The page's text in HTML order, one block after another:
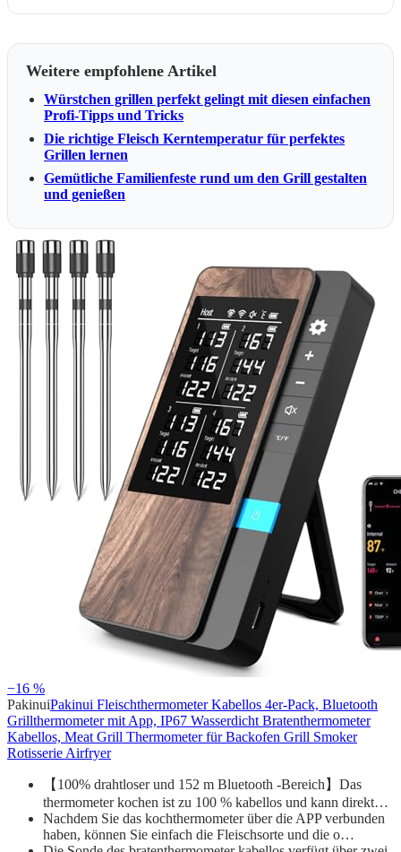
Weitere empfohlene Artikel
Würstchen grillen perfekt gelingt mit diesen einfachen
Profi-Tipps und Tricks
Die richtige Fleisch Kerntemperatur für perfektes
Grillen lernen
Gemütliche Familienfeste rund um den Grill gestalten
und genießen
−16 %
PakinuiPakinui Fleischthermometer Kabellos 4er-Pack, Bluetooth
Grillthermometer mit App, IP67 Wasserdicht Bratenthermometer
Kabellos, Meat Grill Thermometer für Backofen Grill Smoker
Rotisserie Airfryer
【100% drahtloser und 152 m Bluetooth -Bereich】Das
thermometer kochen ist zu 100 % kabellos und kann direkt…
Nachdem Sie das kochthermometer über die APP verbunden
haben, können Sie einfach die Fleischsorte und die o…